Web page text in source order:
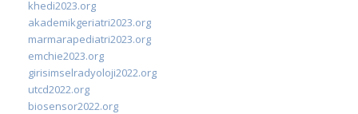
khedi2023.org
akademikgeriatri2023.org
marmarapediatri2023.org
emchie2023.org
girisimselradyoloji2022.org
utcd2022.org
biosensor2022.org